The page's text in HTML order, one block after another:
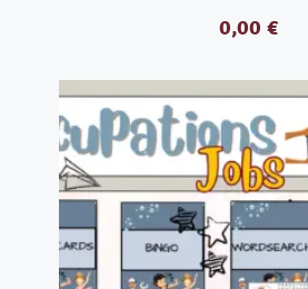
0,00 €